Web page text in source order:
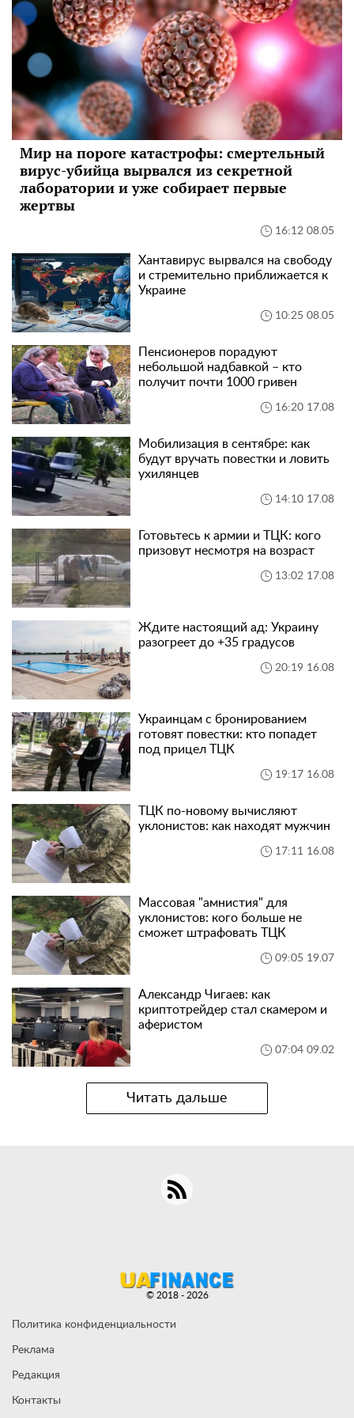
Мир на пороге катастрофы: смертельный
вирус-убийца вырвался из секретной
лаборатории и уже собирает первые
жертвы
16:12 08.05
Хантавирус вырвался на свободу
и стремительно приближается к
Украине
10:25 08.05
Пенсионеров порадуют
небольшой надбавкой – кто
получит почти 1000 гривен
16:20 17.08
Мобилизация в сентябре: как
будут вручать повестки и ловить
ухилянцев
14:10 17.08
Готовьтесь к армии и ТЦК: кого
призовут несмотря на возраст
13:02 17.08
Ждите настоящий ад: Украину
разогреет до +35 градусов
20:19 16.08
Украинцам с бронированием
готовят повестки: кто попадет
под прицел ТЦК
19:17 16.08
ТЦК по-новому вычисляют
уклонистов: как находят мужчин
17:11 16.08
Массовая "амнистия" для
уклонистов: кого больше не
сможет штрафовать ТЦК
09:05 19.07
Александр Чигаев: как
криптотрейдер стал скамером и
аферистом
07:04 09.02
Читать дальше
Политика конфиденциальности
Реклама
Редакция
Контакты
© 2018 - 2026